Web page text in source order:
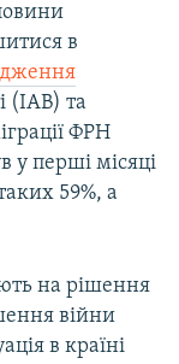
в
(IAB) та
ФРН
у перші місяці
59%, а
на рішення
війни
в країні